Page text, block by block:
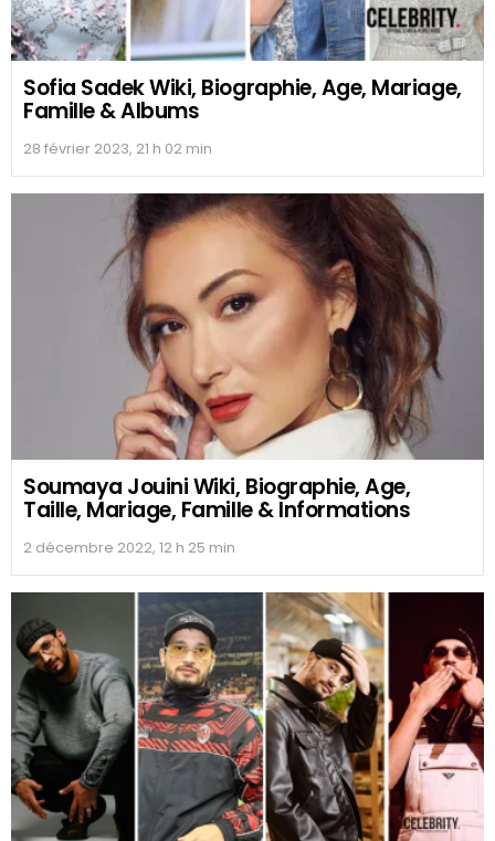
Sofia Sadek Wiki, Biographie, Age, Mariage,
Famille & Albums
28 février 2023, 21 h 02 min
Soumaya Jouini Wiki, Biographie, Age,
Taille, Mariage, Famille & Informations
2 décembre 2022, 12 h 25 min